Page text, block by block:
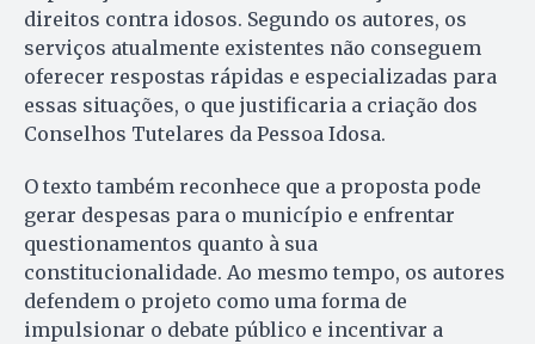
direitos contra idosos. Segundo os autores, os
serviços atualmente existentes não conseguem
oferecer respostas rápidas e especializadas para
essas situações, o que justificaria a criação dos
Conselhos Tutelares da Pessoa Idosa.
O texto também reconhece que a proposta pode
gerar despesas para o município e enfrentar
questionamentos quanto à sua
constitucionalidade. Ao mesmo tempo, os autores
defendem o projeto como uma forma de
impulsionar o debate público e incentivar a